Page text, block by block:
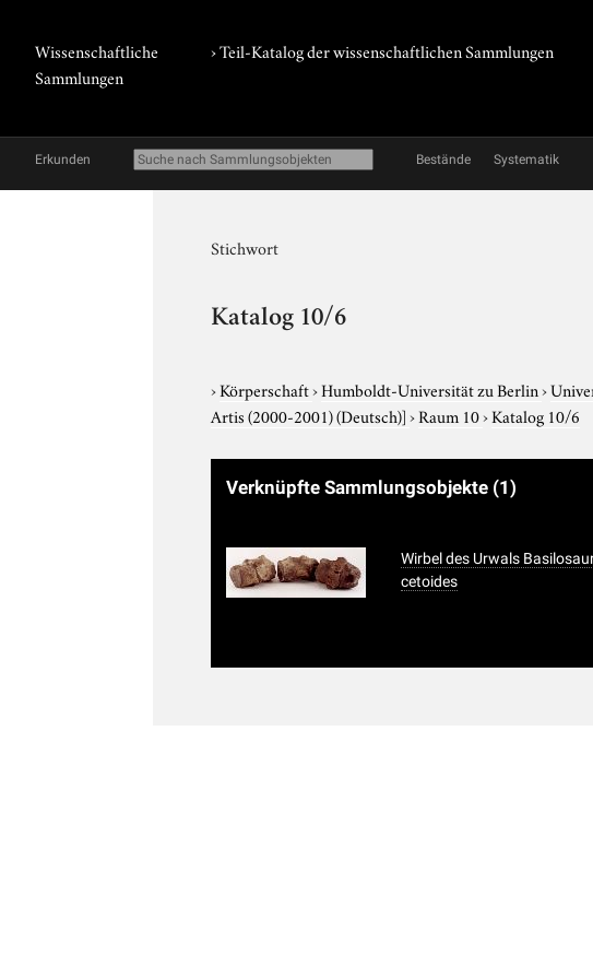
Wissenschaftliche
Sammlungen
› Teil-Katalog der wissenschaftlichen Sammlungen
Erkunden Bestände Systematik
Stichwort
Katalog 10/6
›Körperschaft›Humboldt-Universität zu Berlin›
Artis (2000-2001) (Deutsch)]›Raum 10›Katalog 10/6
Verknüpfte Sammlungsobjekte (1)
Wirbel des Urwals
cetoides